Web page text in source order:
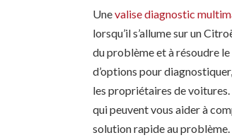
Unevalise diagnostic
lorsqu’il s’allume sur un
du problème et à résoudre
d’options pour
les propriétaires de
qui peuvent vous aider à
solution rapide au problème.